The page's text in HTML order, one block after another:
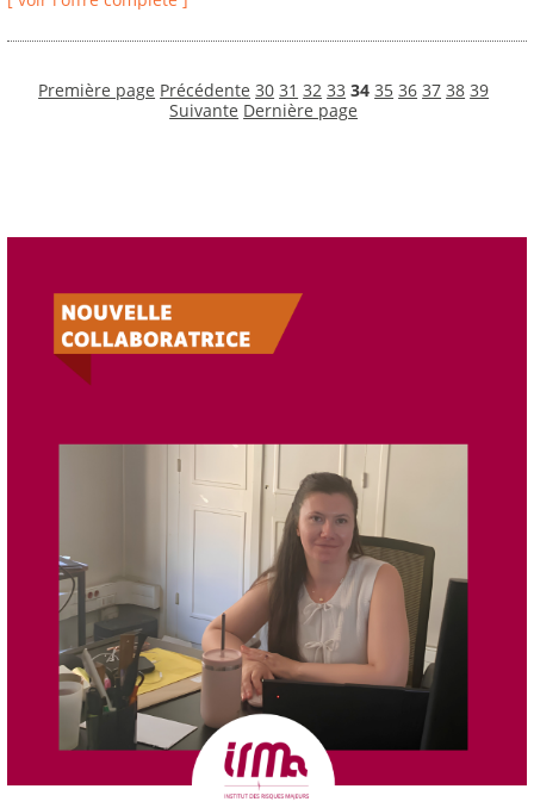
Première page Précédente 30 31 32 33 34 35 36 37 38 39
Suivante Dernière page